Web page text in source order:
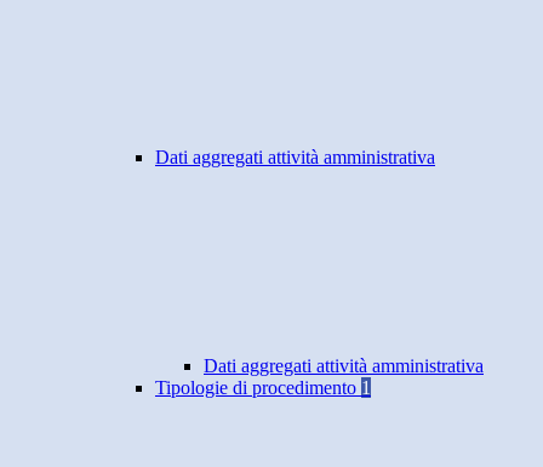
Dati aggregati attività amministrativa
Dati aggregati attività amministrativa
Tipologie di procedimento 1